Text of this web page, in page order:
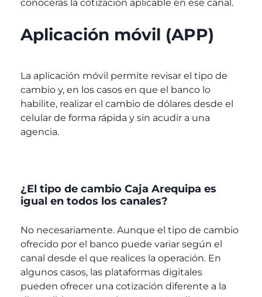
conocerás la cotización aplicable en ese canal.
Aplicación móvil (APP)
La aplicación móvil permite revisar el tipo de
cambio y, en los casos en que el banco lo
habilite, realizar el cambio de dólares desde el
celular de forma rápida y sin acudir a una
agencia.
¿El tipo de cambio Caja Arequipa es
igual en todos los canales?
No necesariamente. Aunque el tipo de cambio
ofrecido por el banco puede variar según el
canal desde el que realices la operación. En
algunos casos, las plataformas digitales
pueden ofrecer una cotización diferente a la